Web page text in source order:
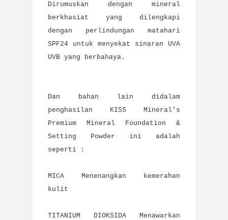
Dirumuskan dengan mineral
berkhasiat yang dilengkapi
dengan perlindungan matahari
SPF24 untuk menyekat sinaran UVA
UVB yang berbahaya.
Dan bahan lain didalam
penghasilan KISS Mineral’s
Premium Mineral Foundation &
Setting Powder ini adalah
seperti :
MICA Menenangkan kemerahan
kulit
TITANIUM DIOKSIDA Menawarkan